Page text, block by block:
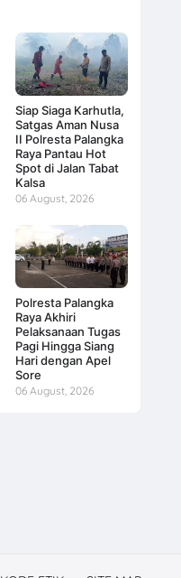
Siap Siaga Karhutla,
Satgas Aman Nusa
II Polresta Palangka
Raya Pantau Hot
Spot di Jalan Tabat
Kalsa
06 August, 2026
Polresta Palangka
Raya Akhiri
Pelaksanaan Tugas
Pagi Hingga Siang
Hari dengan Apel
Sore
06 August, 2026